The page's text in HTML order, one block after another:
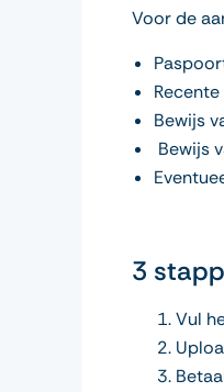
Voor de
Bewijs
Bewijs
3
Vul